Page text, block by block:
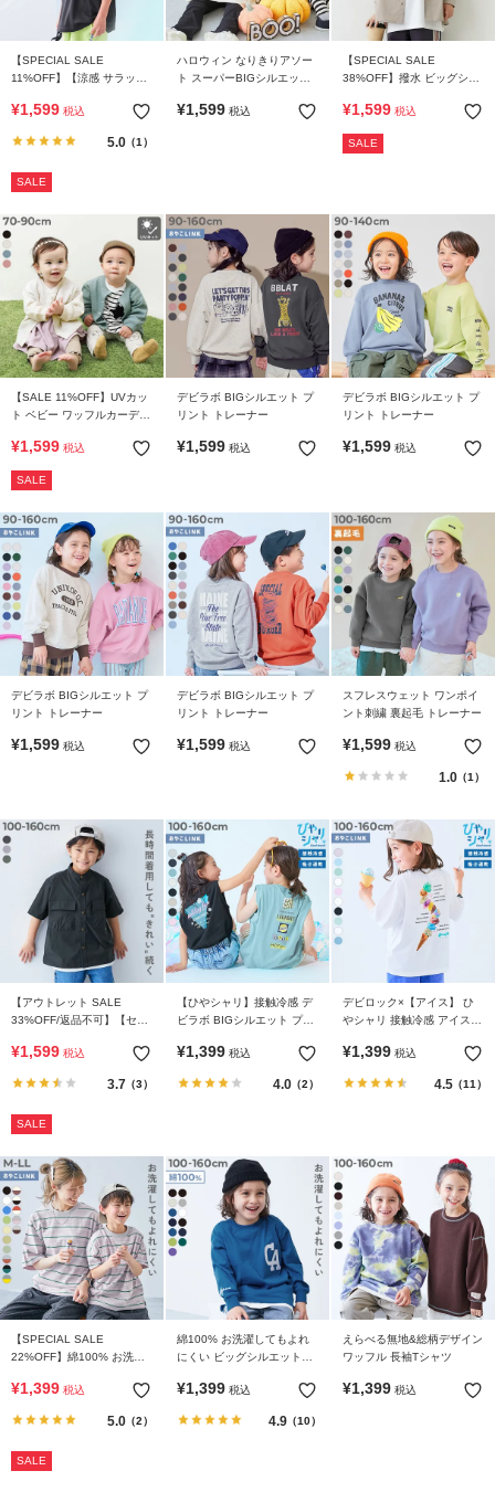
【SPECIAL SALE
11%OFF】【涼感 サラッと
半袖ポロシャツ
¥1,599 税込
5.0（1）
SALE
ハロウィン なりきりアソー
ト スーパーBIGシルエット
¥1,599 税込
【SPECIAL SALE
38%OFF】撥水 ビッグシル
¥1,599 税込
SALE
【SALE 11%OFF】UVカッ
ト ベビー ワッフルカーディ
¥1,599 税込
SALE
デビラボ BIGシルエット プ
リント トレーナー
¥1,599 税込
デビラボ BIGシルエット プ
リント トレーナー
¥1,599 税込
デビラボ BIGシルエット プ
リント トレーナー
¥1,599 税込
デビラボ BIGシルエット プ
リント トレーナー
¥1,599 税込
スフレスウェット ワンポイ
ント刺繍 裏起毛 トレーナー
¥1,599 税込
1.0（1）
【アウトレット SALE
33%OFF/返品不可】【セッ
にくい カーゴポケット ノー
¥1,599 税込
3.7 （3）
SALE
【ひやシャリ】接触冷感 デ
ビラボ BIGシルエット プリ
¥1,399 税込
4.0（2）
デビロック×【アイス】 ひ
やシャリ 接触冷感 アイスプ
¥1,399 税込
4.5（11）
【SPECIAL SALE
22%OFF】綿100% お洗濯
ルエット 大人 ボーダー 半
¥1,399 税込
5.0（2）
SALE
綿100% お洗濯してもよれ
にくい ビッグシルエット袖
ート 長袖Tシャツ
¥1,399 税込
4.9（10）
えらべる無地&総柄デザイン
ワッフル 長袖Tシャツ
¥1,399 税込